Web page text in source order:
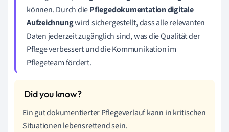
können. Durch diePflegedokumentation digitale
Aufzeichnungwird sichergestellt, dass alle relevanten
Daten jederzeit zugänglich sind, was die Qualität der
Pflege verbessert und die Kommunikation im
Pflegeteam fördert.
Ein gut dokumentierter Pflegeverlauf kann in kritischen
Situationen lebensrettend sein.